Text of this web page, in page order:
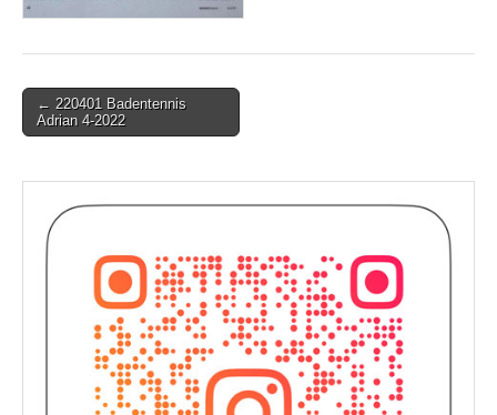
Post
navigation
← 220401 Badentennis
Adrian 4-2022